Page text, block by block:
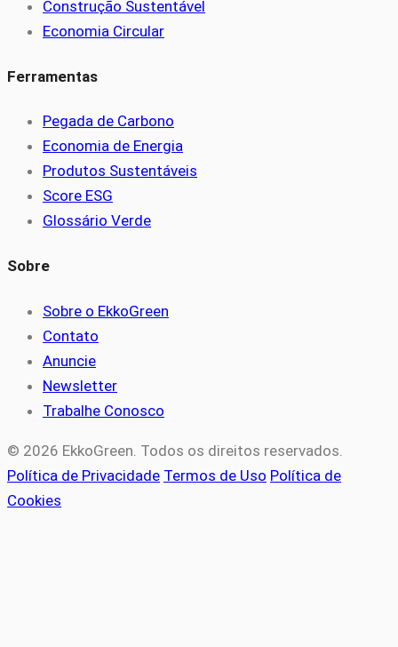
Construção Sustentável
Economia Circular
Ferramentas
Pegada de Carbono
Economia de Energia
Produtos Sustentáveis
Score ESG
Glossário Verde
Sobre
Sobre o EkkoGreen
Contato
Anuncie
Newsletter
Trabalhe Conosco
© 2026 EkkoGreen. Todos os direitos reservados.
Política de Privacidade Termos de Uso Política de
Cookies